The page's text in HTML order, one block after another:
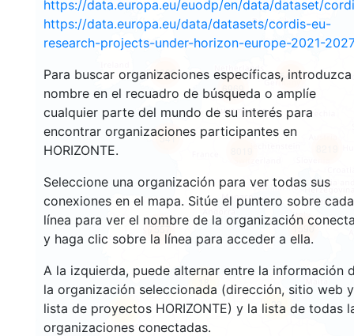
https://data.europa.eu/euodp/en/data/dataset/
https://data.europa.eu/data/datasets/cordis-eu-
research-projects-under-horizon-europe-2021-2027
Para buscar organizaciones específicas, introduzca
nombre en el recuadro de búsqueda o amplíe
cualquier parte del mundo de su interés para
encontrar organizaciones participantes en
HORIZONTE.
Seleccione una organización para ver todas sus
conexiones en el mapa. Sitúe el puntero sobre cada
línea para ver el nombre de la organización
y haga clic sobre la línea para acceder a ella.
A la izquierda, puede alternar entre la información
la organización seleccionada (dirección, sitio web y
lista de proyectos HORIZONTE) y la lista de todas
organizaciones conectadas.
29
1590
18
51
7557
541
4829
6969
5494